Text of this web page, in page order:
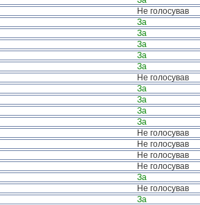
Не голосував
За
За
За
За
За
Не голосував
За
За
За
За
Не голосував
Не голосував
Не голосував
Не голосував
За
Не голосував
За